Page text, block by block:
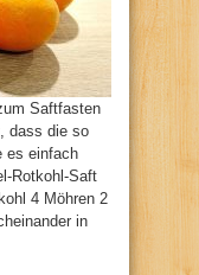
Saftfasten
dass die so
es einfach
Rotkohl-Saft
4 Möhren 2
in